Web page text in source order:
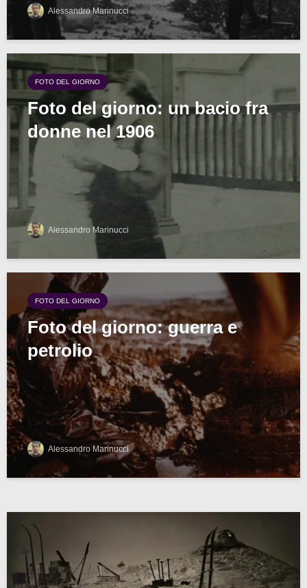
Alessandro Marinucci
FOTO DEL GIORNO
Foto del giorno: un bacio fra
donne nel 1906
Alessandro Marinucci
FOTO DEL GIORNO
Foto del giorno: guerra e
petrolio
Alessandro Marinucci